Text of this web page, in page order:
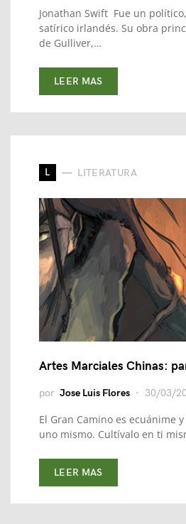
Jonathan Swift Fue un
satírico irlandés. Su obra
de Gulliver,​…
LEER MAS
L LITERATURA
Artes Marciales Chinas:
por Jose Luis Flores 30/03/
El Gran Camino es ecuánime
uno mismo. Cultívalo en ti
LEER MAS